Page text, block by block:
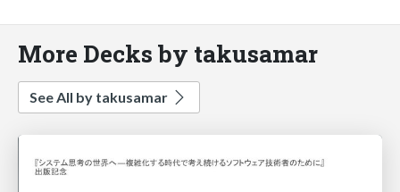
More Decks by takusamar
See All by takusamar